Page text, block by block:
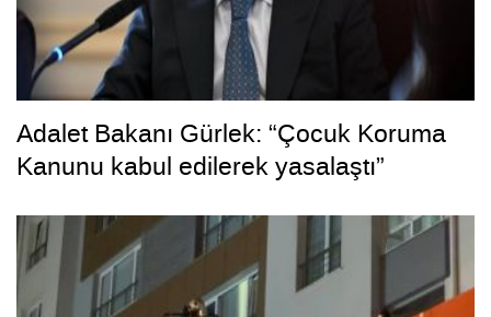
Adalet Bakanı Gürlek: “Çocuk Koruma
Kanunu kabul edilerek yasalaştı”